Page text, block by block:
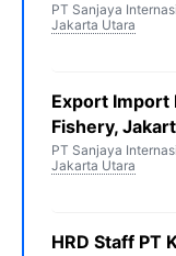
PT Sanjaya
Jakarta Utara
Export Import
Fishery,
PT Sanjaya
Jakarta Utara
HRD Staff PT